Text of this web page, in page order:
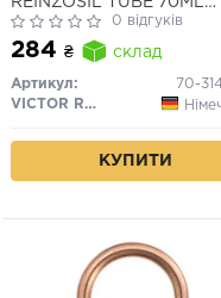
REINZOSIL TUBE 70ML
-50/+300 (антрацит)
0 відгуків
284 ₴ склад
Артикул:
70-
VICTOR REINZ
КУПИТИ